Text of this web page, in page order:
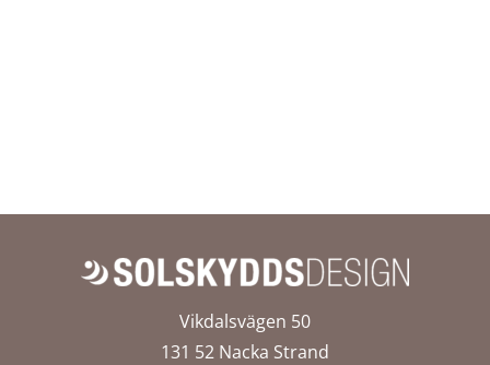
Vikdalsvägen 50
131 52 Nacka Strand